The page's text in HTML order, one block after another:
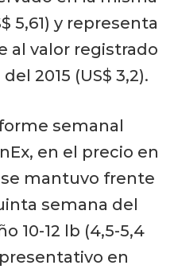
5,61) y representa
al valor registrado
2015 (US$ 3,2).
semanal
en el precio en
mantuvo frente
semana del
10-12 lb (4,5-5,4
en